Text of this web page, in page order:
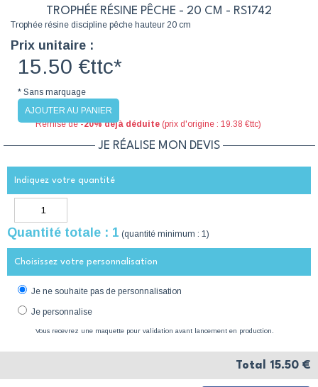
TROPHÉE RÉSINE PÊCHE - 20 CM - RS1742
Trophée résine discipline pêche hauteur 20 cm
Prix unitaire :
15.50 €ttc*
* Sans marquage
AJOUTER AU PANIER
Remise de-20% déjà déduite (prix d'origine : 19.38 €ttc)
JE RÉALISE MON DEVIS
Indiquez votre quantité
Quantité totale : 1 (quantité minimum : 1)
Choisissez votre personnalisation
Je ne souhaite pas de personnalisation
Je personnalise
Vous recevrez une maquette pour validation avant lancement en production.
Total 15.50 €